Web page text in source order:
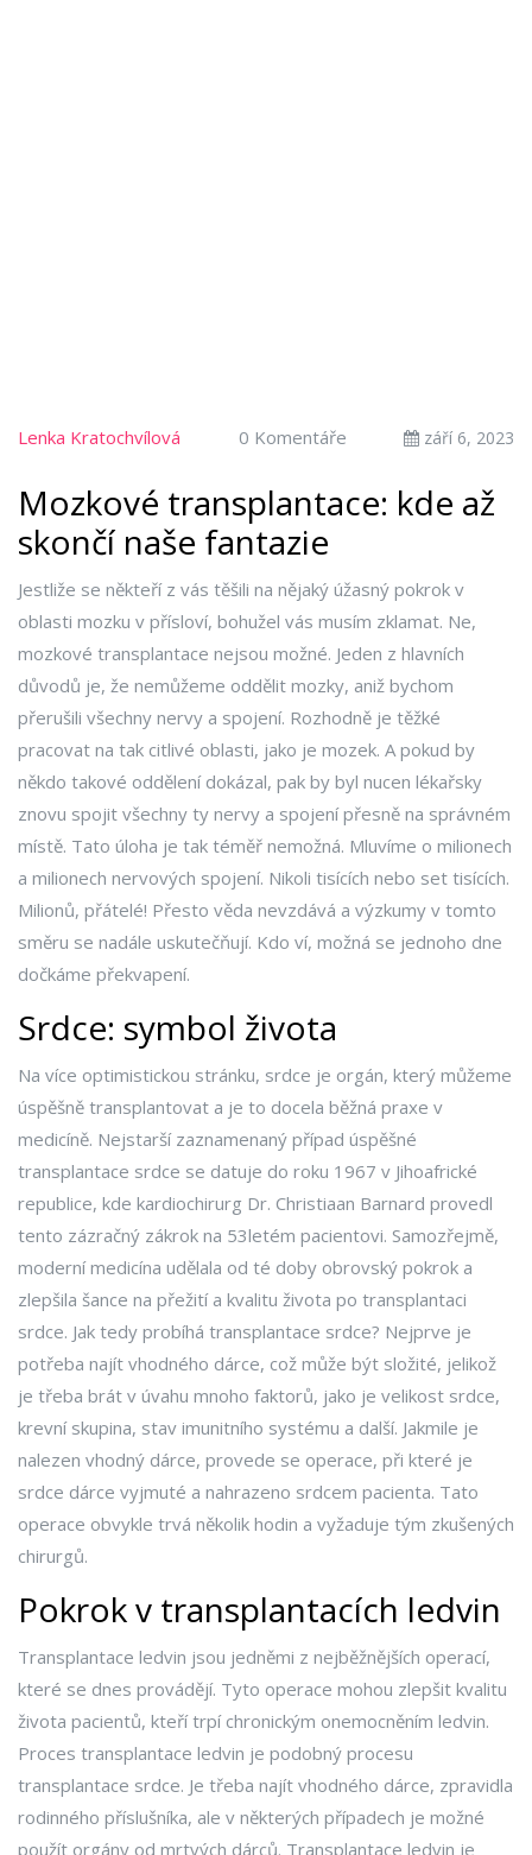
Lenka Kratochvílová 0 Komentáře září 6, 2023
Mozkové transplantace: kde až
skončí naše fantazie
Jestliže se někteří z vás těšili na nějaký úžasný pokrok v
oblasti mozku v přísloví, bohužel vás musím zklamat. Ne,
mozkové transplantace nejsou možné. Jeden z hlavních
důvodů je, že nemůžeme oddělit mozky, aniž bychom
přerušili všechny nervy a spojení. Rozhodně je těžké
pracovat na tak citlivé oblasti, jako je mozek. A pokud by
někdo takové oddělení dokázal, pak by byl nucen lékařsky
znovu spojit všechny ty nervy a spojení přesně na správném
místě. Tato úloha je tak téměř nemožná. Mluvíme o milionech
a milionech nervových spojení. Nikoli tisících nebo set tisících.
Milionů, přátelé! Přesto věda nevzdává a výzkumy v tomto
směru se nadále uskutečňují. Kdo ví, možná se jednoho dne
dočkáme překvapení.
Srdce: symbol života
Na více optimistickou stránku, srdce je orgán, který můžeme
úspěšně transplantovat a je to docela běžná praxe v
medicíně. Nejstarší zaznamenaný případ úspěšné
transplantace srdce se datuje do roku 1967 v Jihoafrické
republice, kde kardiochirurg Dr. Christiaan Barnard provedl
tento zázračný zákrok na 53letém pacientovi. Samozřejmě,
moderní medicína udělala od té doby obrovský pokrok a
zlepšila šance na přežití a kvalitu života po transplantaci
srdce. Jak tedy probíhá transplantace srdce? Nejprve je
potřeba najít vhodného dárce, což může být složité, jelikož
je třeba brát v úvahu mnoho faktorů, jako je velikost srdce,
krevní skupina, stav imunitního systému a další. Jakmile je
nalezen vhodný dárce, provede se operace, při které je
srdce dárce vyjmuté a nahrazeno srdcem pacienta. Tato
operace obvykle trvá několik hodin a vyžaduje tým zkušených
chirurgů.
Pokrok v transplantacích ledvin
Transplantace ledvin jsou jedněmi z nejběžnějších operací,
které se dnes provádějí. Tyto operace mohou zlepšit kvalitu
života pacientů, kteří trpí chronickým onemocněním ledvin.
Proces transplantace ledvin je podobný procesu
transplantace srdce. Je třeba najít vhodného dárce, zpravidla
rodinného příslušníka, ale v některých případech je možné
použít orgány od mrtvých dárců. Transplantace ledvin je